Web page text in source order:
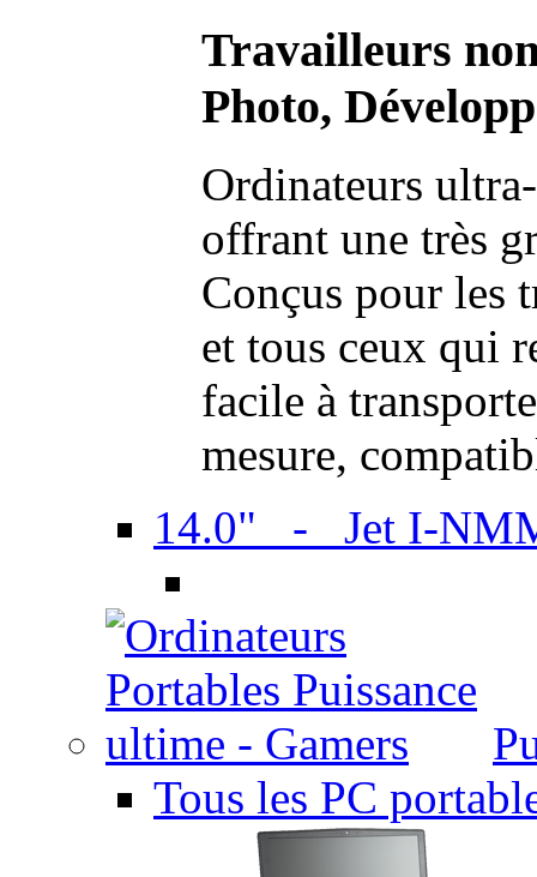
Travailleurs
Photo,
Ordinateurs
offrant une très
Conçus pour les
et tous ceux qui
facile à
mesure,
14.0" - Jet I-
Tous les PC